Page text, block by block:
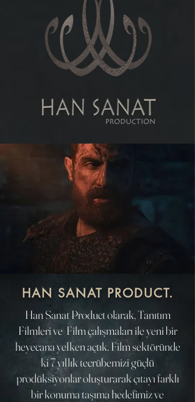
HAN SANAT PRODUCT.
Han Sanat Product olarak, Tanıtım
Filmleri ve Film çalışmaları ile yeni bir
heyecana yelken açtık. Film sektöründe
ki 7 yıllık tecrübemizi güçlü
prodüksiyonlar oluşturarak çıtayı farklı
bir konuma taşıma hedefimiz ve